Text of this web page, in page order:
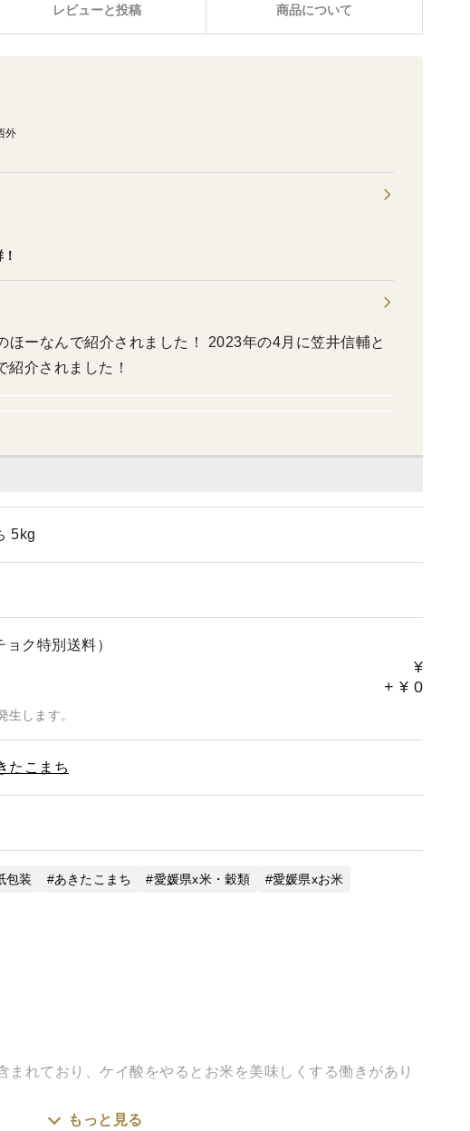
レビューと投稿 商品について
5kg
ク特別送料）
¥
+ ¥ 0
生します。
たこまち
包装 あきたこまち 愛媛県x米・穀類
愛媛県xお米
まれており、ケイ酸をやるとお米を美味しくする働きがあり
、ミニトマトハウスの暖房に使い、灰になったら田んぼに撒
もっと見る
外
されました！ 2023年の4月に笠井信輔と
介されました！